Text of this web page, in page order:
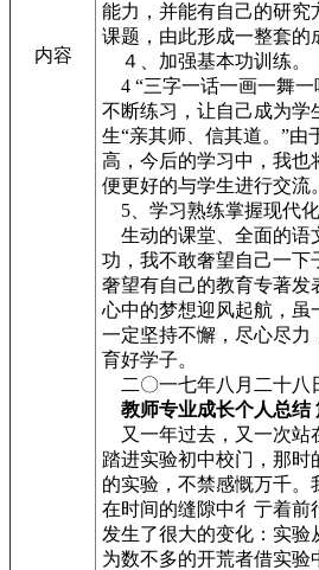
内容
能力，并能有自己的研究
课题，由此形成一整套的
４、加强基本功训练。
4 “三字一话一画一舞一
不断练习，让自己成为学
生“亲其师、信其道。”由
高，今后的学习中，我也
便更好的与学生进行交流。
5、学习熟练掌握现代化
生动的课堂、全面的语
功，我不敢奢望自己一下
奢望有自己的教育专著发
心中的梦想迎风起航，虽
一定坚持不懈，尽心尽力
育好学子。
二〇一七年八月二十八
教师专业成长个人总结
又一年过去，又一次站
踏进实验初中校门，那时
的实验，不禁感慨万千。
在时间的缝隙中彳亍着前
发生了很大的变化：实验
为数不多的开荒者借实验